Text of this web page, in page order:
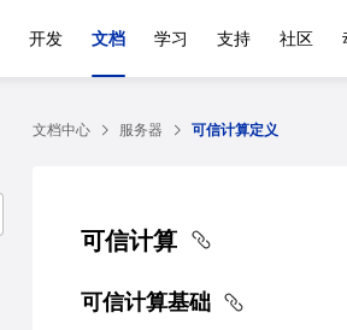
开发 文档 学习 支持 社区
文档中心 服务器 可信计算定义
可信计算
可信计算基础